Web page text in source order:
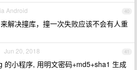
40
Android
解决撞库，撞一次失败应该不会有人重
41
Jun 20, 2018
的小程序, 用明文密码+md5+sha1 生成